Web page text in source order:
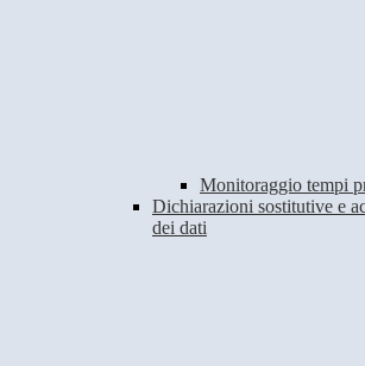
Monitoraggio tempi
Dichiarazioni sostitutive e
dei dati